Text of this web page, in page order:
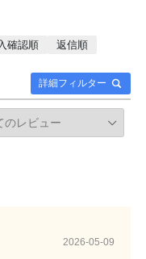
詳細フィルター
確認順
返信順
2026-05-09